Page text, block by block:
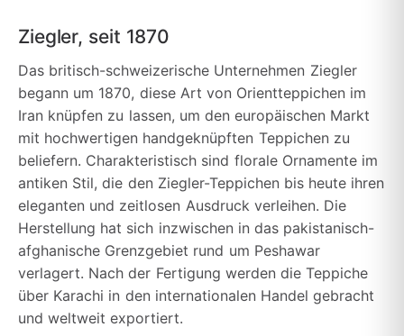
Ziegler, seit 1870
Das britisch-schweizerische Unternehmen Ziegler
begann um 1870, diese Art von Orientteppichen im
Iran knüpfen zu lassen, um den europäischen Markt
mit hochwertigen handgeknüpften Teppichen zu
beliefern. Charakteristisch sind florale Ornamente im
antiken Stil, die den Ziegler-Teppichen bis heute ihren
eleganten und zeitlosen Ausdruck verleihen. Die
Herstellung hat sich inzwischen in das pakistanisch-
afghanische Grenzgebiet rund um Peshawar
verlagert. Nach der Fertigung werden die Teppiche
über Karachi in den internationalen Handel gebracht
und weltweit exportiert.